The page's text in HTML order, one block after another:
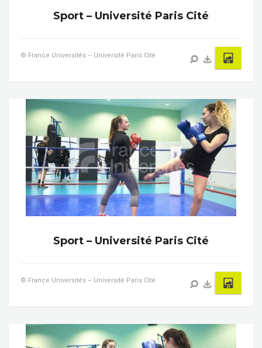
Sport – Université Paris Cité
© France Universités – Université Paris Cité
Sport – Université Paris Cité
© France Universités – Université Paris Cité